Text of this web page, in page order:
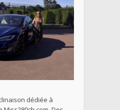
dédiée à